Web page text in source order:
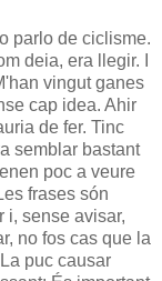
parlo de ciclisme.
deia, era llegir. I
vingut ganes
cap idea. Ahir
de fer. Tinc
semblar bastant
poc a veure
frases són
i, sense avisar,
no fos cas que la
puc causar